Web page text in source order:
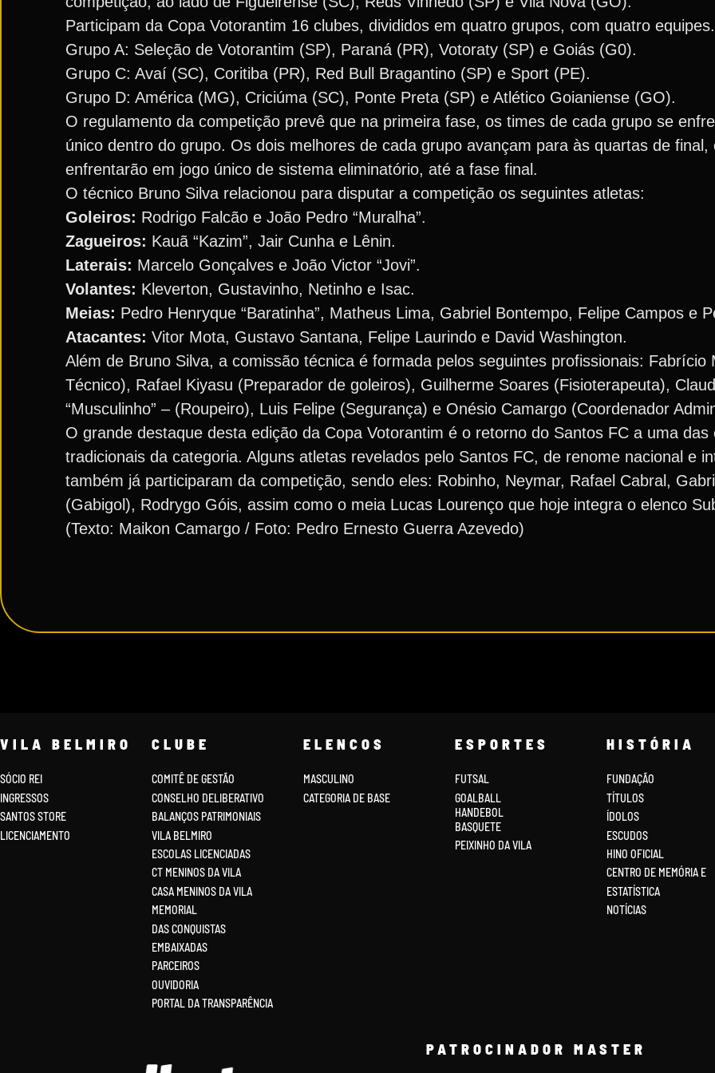
Participam da Copa Votorantim 16 clubes, divididos em quatro grupos, com quatro equipes.
Grupo A: Seleção de Votorantim (SP), Paraná (PR), Votoraty (SP) e Goiás (G0).
Grupo C: Avaí (SC), Coritiba (PR), Red Bull Bragantino (SP) e Sport (PE).
Grupo D: América (MG), Criciúma (SC), Ponte Preta (SP) e Atlético Goianiense (GO).
O regulamento da competição prevê que na primeira fase, os times de cada grupo se
único dentro do grupo. Os dois melhores de cada grupo avançam para às quartas de final,
enfrentarão em jogo único de sistema eliminatório, até a fase final.
O técnico Bruno Silva relacionou para disputar a competição os seguintes atletas:
Goleiros: Rodrigo Falcão e João Pedro “Muralha”.
Zagueiros: Kauã “Kazim”, Jair Cunha e Lênin.
Laterais: Marcelo Gonçalves e João Victor “Jovi”.
Volantes: Kleverton, Gustavinho, Netinho e Isac.
Meias: Pedro Henryque “Baratinha”, Matheus Lima, Gabriel Bontempo, Felipe Campos e
Atacantes: Vitor Mota, Gustavo Santana, Felipe Laurindo e David Washington.
Além de Bruno Silva, a comissão técnica é formada pelos seguintes profissionais: Fabrício
Técnico), Rafael Kiyasu (Preparador de goleiros), Guilherme Soares (Fisioterapeuta),
“Musculinho” – (Roupeiro), Luis Felipe (Segurança) e Onésio Camargo (Coordenador
O grande destaque desta edição da Copa Votorantim é o retorno do Santos FC a uma das
tradicionais da categoria. Alguns atletas revelados pelo Santos FC, de renome nacional e
também já participaram da competição, sendo eles: Robinho, Neymar, Rafael Cabral,
(Gabigol), Rodrygo Góis, assim como o meia Lucas Lourenço que hoje integra o elenco
(Texto: Maikon Camargo / Foto: Pedro Ernesto Guerra Azevedo)
VILA BELMIRO
SÓCIO REI
INGRESSOS
SANTOS STORE
LICENCIAMENTO
CLUBE
COMITÊ DE GESTÃO
CONSELHO DELIBERATIVO
BALANÇOS PATRIMONIAIS
VILA BELMIRO
ESCOLAS LICENCIADAS
CT MENINOS DA VILA
CASA MENINOS DA VILA
MEMORIAL
DAS CONQUISTAS
EMBAIXADAS
PARCEIROS
OUVIDORIA
PORTAL DA TRANSPARÊNCIA
ELENCOS
MASCULINO
CATEGORIA DE BASE
ESPORTES
FUTSAL
GOALBALL
HANDEBOL
BASQUETE
PEIXINHO DA VILA
HISTÓRIA
FUNDAÇÃO
TÍTULOS
ÍDOLOS
ESCUDOS
HINO OFICIAL
CENTRO DE MEMÓRIA E
ESTATÍSTICA
NOTÍCIAS
PATROCINADOR MASTER